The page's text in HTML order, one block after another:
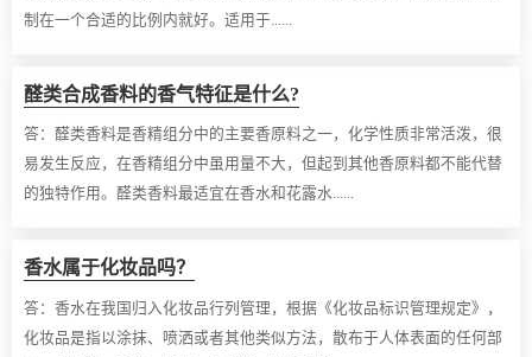
制在一个合适的比例内就好。适用于......
醛类合成香料的香气特征是什么?
答： 醛类香料是香精组分中的主要香原料之一，化学性质非常活泼，很
易发生反应，在香精组分中虽用量不大，但起到其他香原料都不能代替
的独特作用。醛类香料最适宜在香水和花露水......
香水属于化妆品吗？
答： 香水在我国归入化妆品行列管理，根据《化妆品标识管理规定》，
化妆品是指以涂抹、喷洒或者其他类似方法，散布于人体表面的任何部